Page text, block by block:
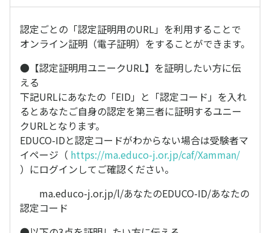
認定ごとの「認定証明用のURL」を利用することで
オンライン証明（電子証明）をすることができます。
●【認定証明用ユニークURL】を証明したい方に伝
える
下記URLにあなたの「EID」と「認定コード」を入れ
るとあなたご自身の認定を第三者に証明するユニー
クURLとなります。
EDUCO-IDと認定コードがわからない場合は受験者マ
イページ（ https://ma.educo-j.or.jp/caf/Xamman/
）にログインしてご確認ください。
ma.educo-j.or.jp/l/あなたのEDUCO-ID/あなたの
認定コード